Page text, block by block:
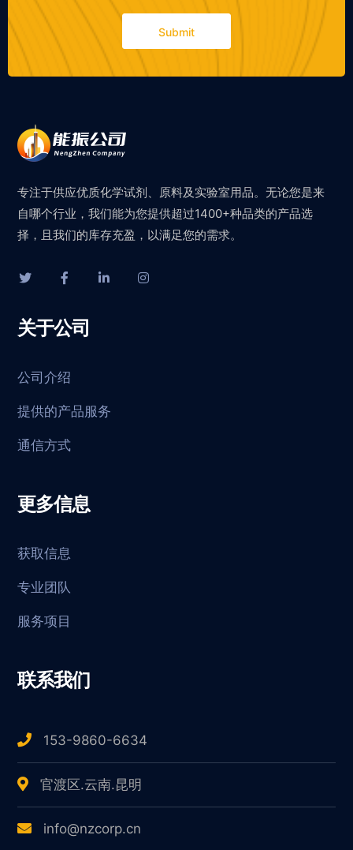
Submit
专注于供应优质化学试剂、原料及实验室用品。无论您是来
自哪个行业，我们能为您提供超过1400+种品类的产品选
择，且我们的库存充盈，以满足您的需求。
关于公司
公司介绍
提供的产品服务
通信方式
更多信息
获取信息
专业团队
服务项目
联系我们
153-9860-6634
官渡区.云南.昆明
info@nzcorp.cn